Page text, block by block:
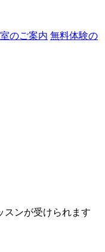
のご案内 無料体験の
スンが受けられます